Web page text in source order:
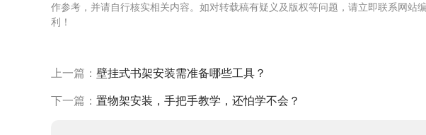
作参考，并请自行核实相关内容。如对转载稿有疑义及版权等问题，请立即联系网站
利！
上一篇： 壁挂式书架安装需准备哪些工具？
下一篇： 置物架安装，手把手教学，还怕学不会？